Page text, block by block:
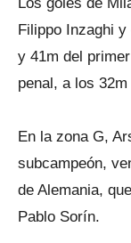
Filippo Inzaghi
y 41m del
penal, a los
En la zona G,
subcampeón,
de Alemania,
Pablo Sorín.